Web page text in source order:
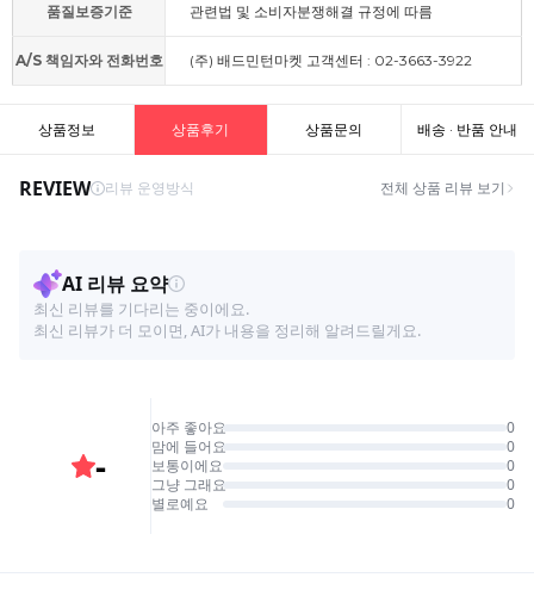
품질보증기준 관련법 및 소비자분쟁해결 규정에 따름
A/S 책임자와 전화번호 (주) 배드민턴마켓 고객센터 : 02-3663-3922
상품정보 상품후기 상품문의 배송 · 반품 안내